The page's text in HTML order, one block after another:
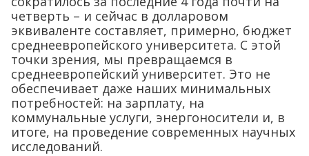
четверть – и сейчас в долларовом
эквиваленте составляет, примерно, бюджет
среднеевропейского университета. С этой
точки зрения, мы превращаемся в
среднеевропейский университет. Это не
обеспечивает даже наших минимальных
потребностей: на зарплату, на
коммунальные услуги, энергоносители и, в
итоге, на проведение современных научных
исследований.